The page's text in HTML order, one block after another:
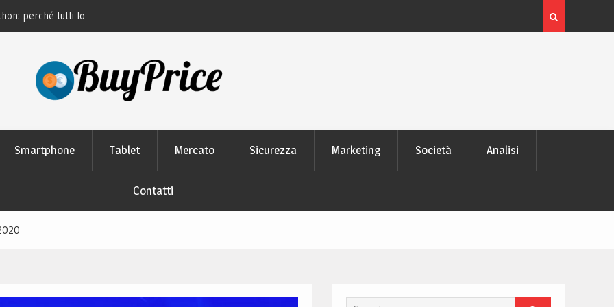
perché tutti lo
moderni
L’evoluzione delle schede video: dai pixel al Ray
moderno
Smartphone Tablet Mercato Sicurezza Marketing Società Analisi
Contatti